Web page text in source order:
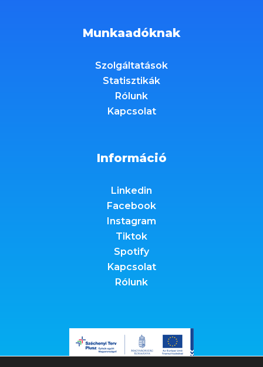
Munkaadóknak
Szolgáltatások
Statisztikák
Rólunk
Kapcsolat
Információ
Linkedin
Facebook
Instagram
Tiktok
Spotify
Kapcsolat
Rólunk